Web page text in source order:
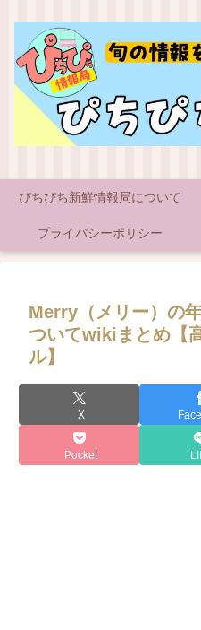
ぴちぴち新鮮情報局について
プライバシーポリシー
Merry（メリー）の
ついてwikiまとめ【
ル】
X
Pocket